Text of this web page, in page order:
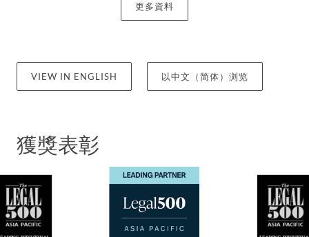
亦是政府委任的行政上訴委員會、空運牌照局、上訴
委員會（房屋）、稅務上訴委員會、監管釋囚委員會
呂律師在 2024 及 2025 年度《法律 500 強》榜單中
獲評為房地產領域的「領先律師」，並在 2024 及
2025 年度《國際金融法律評論》獲評為「香港備受
推崇律師」。
更多資料
VIEW IN ENGLISH 以中文（简体）浏览
獲獎表彰